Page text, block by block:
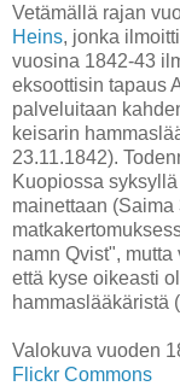
Vetämällä rajan
Heins, jonka
vuosina 1842-43
eksoottisin tapaus
palveluitaan
keisarin
23.11.1842).
Kuopiossa
mainettaan
namn Qvist",
että kyse oikeasti
hammaslääkäristä
Valokuva vuoden
Flickr Commons